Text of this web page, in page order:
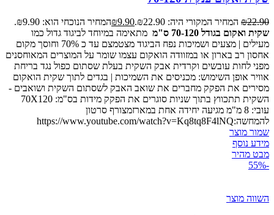
₪22.90 המחיר המקורי היה: ₪22.90. ₪9.90
המחיר הנוכחי הוא: ₪9.90.
שקית ואקום בגודל 70-120 ס"מ
מתאימה במיוחד לביגוד גדול כמו
מעילים | מצעים ושמיכות נפח הביגוד מצטמצם עד כ 70% וחוסך מקום
אחסון רב בארון או במזוודה הואקום עצמו שומר על המוצרים המאוחסנים
מפני לחות עובשים וקרדית אבק השקית בעלת שסתום כפול נגד בריחת
אוויר אופן השימוש: מכניסים את השמיכות | בגדים לתוך שקית הואקום
מסירים את הפקק מחברים את שואב האבק לשסתום השקית ושואבים -
השקית תתכווץ בתוך שניות סוגרים את הפקק מידות בס"מ: 70X120
עובי: 8 מ"מ מגיעה יחידה אחת במארזמצורף סרטון
להמחשה:https://www.youtube.com/watch?v=Kq8tq8F4lNQ
שמור מוצר
מידע נוסף
מבט מהיר
-55%
השווה מוצר